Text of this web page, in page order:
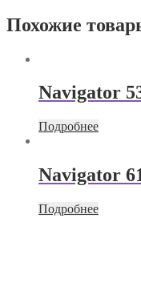
Похожие
Navigator
Подробнее
Navigator
Подробнее